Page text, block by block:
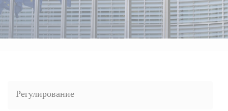
Регулирование